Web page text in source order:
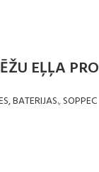
EĻĻA
BATERIJAS.,SOPPEC